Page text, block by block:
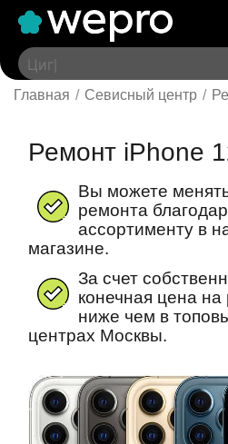
Главная / Севисный центр /
Ремонт iPhone
Вы можете
ремонта
ассортименту в
магазине.
За счет
конечная цена на
ниже чем в
центрах Москвы.